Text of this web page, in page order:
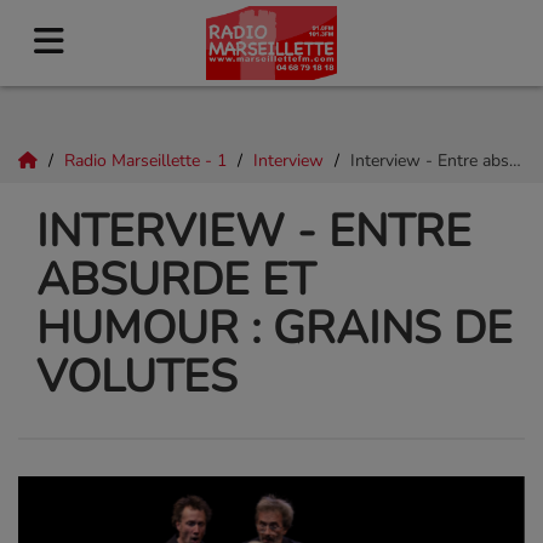
Radio Marseillette - 1 Interview Interview - Entre absurde et humour : Grains de volutes
INTERVIEW - ENTRE
ABSURDE ET
HUMOUR : GRAINS DE
VOLUTES